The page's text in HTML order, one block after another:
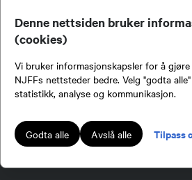
Denne nettsiden bruker
(cookies)
Vi bruker informasjonskapsler for å
NJFFs nettsteder bedre. Velg "godta
statistikk, analyse og kommunikasjon.
Godta alle Avslå alle Tilpass
jegere og sportsfiskere og et av de viktigste miljøene for
fiske i Norge. Vi er en partipolitisk nøytral organisasjon,
naturpolitisk engasjement i mange saker.
Lokalforeninger tilsluttet Norges Jeger- og Fiskerforbund har
publiserer på njff.no.